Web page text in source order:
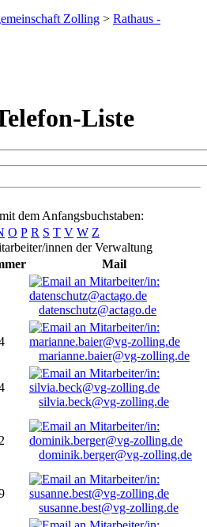
Zolling > Rathaus -
Liste
dem Anfangsbuchstaben:
O P R S T V W Z
innen der Verwaltung
Mail
datenschutz@actago.de
marianne.baier@vg-zolling.de
silvia.beck@vg-zolling.de
dominik.berger@vg-zolling.de
susanne.best@vg-zolling.de